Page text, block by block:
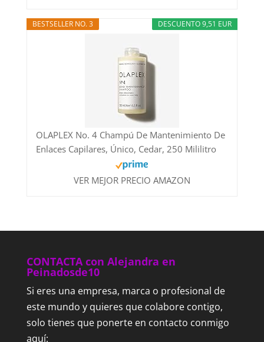
DESCUENTO 9,51 EUR
BESTSELLER NO. 3
OLAPLEX No. 4 Champú De Mantenimiento De
Enlaces Capilares, Único, Cedar, 250 Mililitro
VER MEJOR PRECIO AMAZON
CONTACTA con Alejandra en
Peinadosde10
Si eres una empresa, marca o profesional de
este mundo y quieres que colabore contigo,
solo tienes que ponerte en contacto conmigo
aquí: